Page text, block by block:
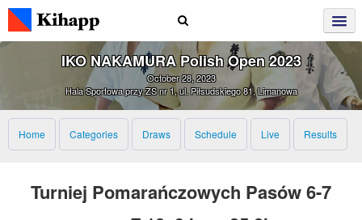
IKO NAKAMURA Polish Open 2023
October 28, 2023
Hala Sportowa przy ZS nr 1, ul. Piłsudskiego 81, Limanowa
Home Categories Draws Schedule Live Results
Turniej Pomarańczowych Pasów 6-7